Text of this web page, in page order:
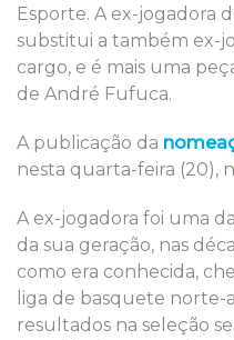
Esporte. A ex-jogadora
substitui a também ex-
cargo, e é mais uma
de André Fufuca.
A publicação da
nesta quarta-feira (20),
A ex-jogadora foi uma
da sua geração, nas
como era conhecida,
liga de basquete norte-
resultados na seleção